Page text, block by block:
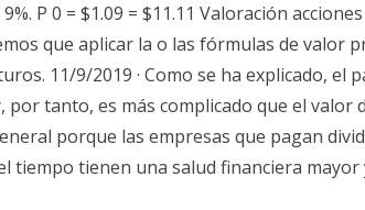
P 0 = $1.09 = $11.11 Valoración
que aplicar la o las fórmulas de valor
11/9/2019 · Como se ha explicado, el
por tanto, es más complicado que el valor
porque las empresas que pagan
tiempo tienen una salud financiera mayor